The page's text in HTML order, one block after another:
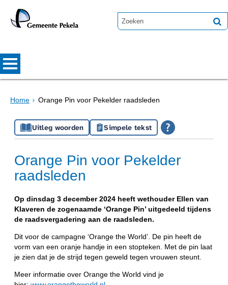
Home Orange Pin voor Pekelder raadsleden
Uitleg woorden Simpele tekst
Orange Pin voor Pekelder
raadsleden
Op dinsdag 3 december 2024 heeft wethouder Ellen van
Klaveren de zogenaamde ‘Orange Pin’ uitgedeeld tijdens
de raadsvergadering aan de raadsleden.
Dit voor de campagne ‘Orange the World’. De pin heeft de
vorm van een oranje handje in een stopteken. Met de pin laat
je zien dat je de strijd tegen geweld tegen vrouwen steunt.
Meer informatie over Orange the World vind je